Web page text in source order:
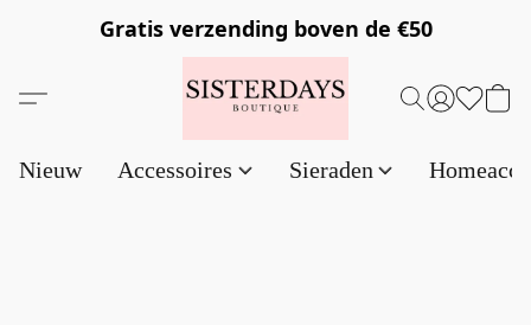
Gratis verzending boven de €50
Nieuw Accessoires Sieraden